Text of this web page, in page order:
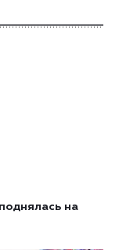
на